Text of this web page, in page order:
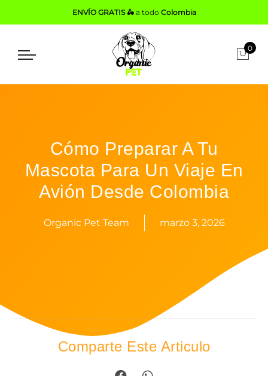
ENVÍO GRATIS 🛵a todo Colombia
0
Cómo Preparar A Tu
Mascota Para Un Viaje En
Avión Desde Colombia
Organic Pet Team marzo 3, 2026
Comparte Este Articulo